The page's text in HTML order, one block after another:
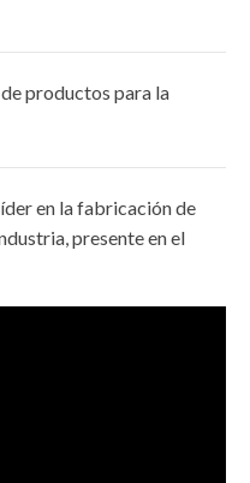
productos para la
en la fabricación de
presente en el